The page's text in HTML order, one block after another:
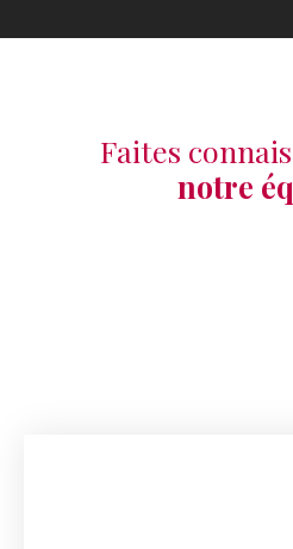
Faites
notre